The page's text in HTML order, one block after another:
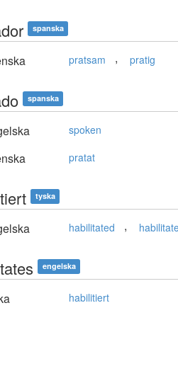
spanska
pratsam , pratig
spanska
spoken
pratat
tyska
habilitated ,
engelska
habilitiert